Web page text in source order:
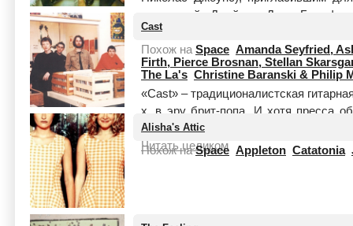
товарищей: Джеймса Дина
гитара, настоящее им...
Cast
Похож на Space Amanda Seyfried,
Firth, Pierce Brosnan, Stellan
The La's Christine Baranski & Philip
«Cast» – традиционалистская
х, в эру брит-попа. И хотя пресса
помешало ей достичь
Читать целиком
Alisha's Attic
Похож на Space Appleton Catatonia